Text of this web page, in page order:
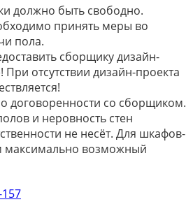
должно быть свободно.
принять меры во
пола.
сборщику дизайн-
При отсутствии дизайн-проекта
договоренности со сборщиком.
и неровность стен
не несёт. Для шкафов-
максимально возможный